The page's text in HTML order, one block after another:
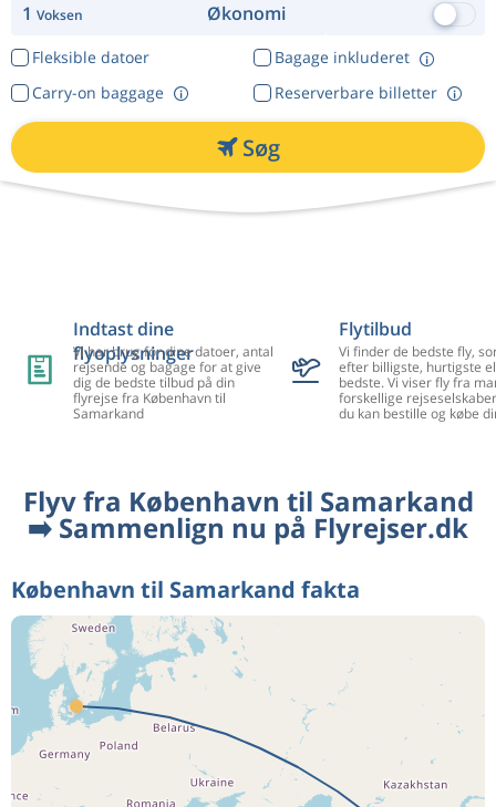
1 Voksen Økonomi
Fleksible datoer
Bagage inkluderet
Reserverbare billetter
Carry-on baggage
Søg
Indtast dine
flyoplysninger
Vi har brug for dine datoer, antal
rejsende og bagage for at give
dig de bedste tilbud på din
flyrejse fra København til
Samarkand
Flytilbud
Vi finder de bedste fly,
efter billigste, hurtigste
bedste. Vi viser fly fra
forskellige
du kan bestille og købe
Flyv fra København til Samarkand
➡️ Sammenlign nu på Flyrejser.dk
København til Samarkand fakta